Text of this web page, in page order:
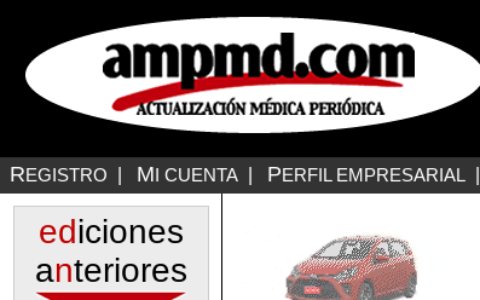
REGISTRO MI CUENTA PERFIL EMPRESARIAL
ediciones
anteriores